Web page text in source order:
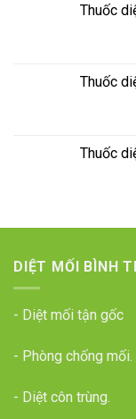
Thuốc
Thuốc
Thuốc
DIỆT MỐI BÌNH
- Diệt mối tận gốc
- Phòng chống mối.
- Diệt côn trùng.